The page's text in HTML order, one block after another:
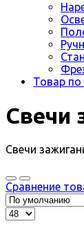
Товар по
Свечи
Свечи
Сравнение